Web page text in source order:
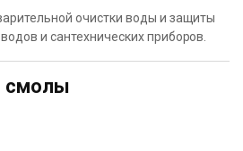
очистки воды и защиты
и сантехнических приборов.
смолы